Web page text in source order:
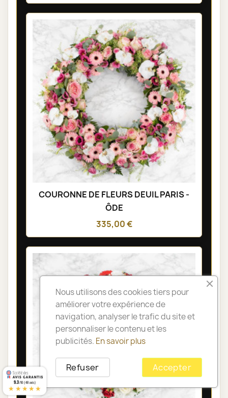
COURONNE DE FLEURS DEUIL PARIS -
ÔDE
335,00 €
Nous utilisons des cookies tiers pour
améliorer votre expérience de
navigation, analyser le trafic du site et
personnaliser le contenu et les
publicités. En savoir plus
Accepter
Refuser
9.3/10 (48 avis)
★★★★★